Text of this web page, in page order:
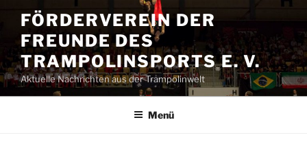
Inhalt
springen
FÖRDERVEREIN DER
FREUNDE DES
TRAMPOLINSPORTS E. V.
Aktuelle Nachrichten aus der Trampolinwelt
Menü